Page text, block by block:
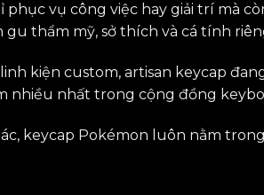
vụ công việc hay giải trí mà
thẩm mỹ, sở thích và cá tính
kiện custom, artisan keycap
nhiều nhất trong cộng đồng
keycap Pokémon luôn nằm